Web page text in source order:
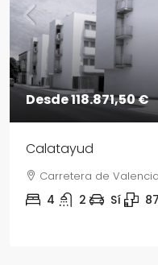
Desde 118.871,50 €
Calatayud
Carretera de
4 2 Sí